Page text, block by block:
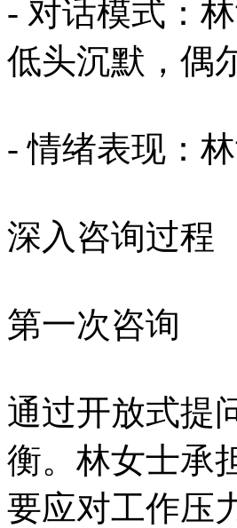
- 对话模式：
低头沉默，偶
- 情绪表现：
深入咨询过程
第一次咨询
通过开放式提
衡。林女士承
要应对工作压